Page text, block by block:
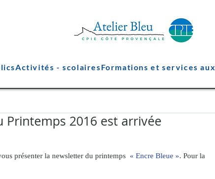
Activités - scolairesFormations et services
Printemps 2016 est arrivée
présenter la newsletter du printemps « Encre Bleue ». Pour la